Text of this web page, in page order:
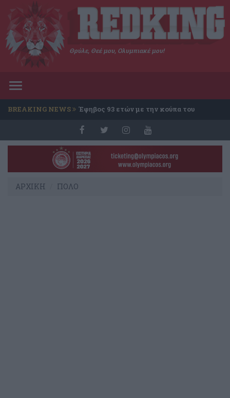
Θρύλε, Θεέ μου, Ολυμπιακέ μου!
Toggle
BREAKING NEWS Έφηβος 93 ετών με την κούπα του
ΑΡΧΙΚΗ ΠΟΛΟ